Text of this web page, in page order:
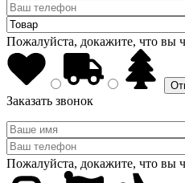
Пожалуйста, докажите, что вы
Заказать звонок
Пожалуйста, докажите, что вы